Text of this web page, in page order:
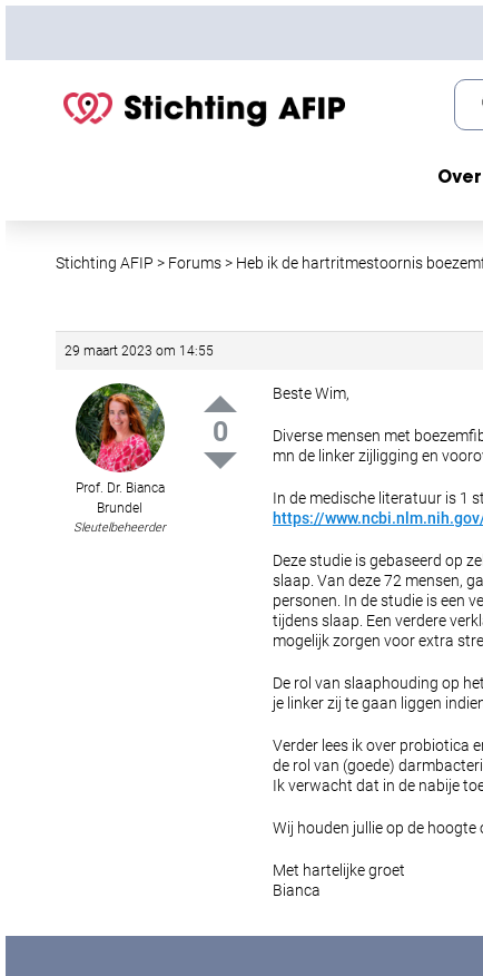
S
Stichting AFIP > Forums> Heb ik de hartritmestoornis
29 maart 2023 om 14:55
Prof. Dr. Bianca
Brundel
Sleutelbeheerder
0
Beste Wim,
Diverse mensen met
mn de linker zijligging en
In de medische literatuur is 1
https://
Deze studie is gebaseerd op
slaap. Van deze 72 mensen,
personen. In de studie is een
tijdens slaap. Een verdere
mogelijk zorgen voor extra
De rol van slaaphouding op
je linker zij te gaan liggen
Verder lees ik over probiotica
de rol van (goede)
Ik verwacht dat in de nabije
Wij houden jullie op de hoogte
Met hartelijke groet
Bianca